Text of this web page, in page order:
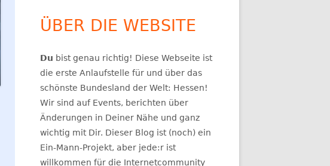
ÜBER DIE WEBSITE
Du bist genau richtig! Diese Webseite ist
die erste Anlaufstelle für und über das
schönste Bundesland der Welt: Hessen!
Wir sind auf Events, berichten über
Änderungen in Deiner Nähe und ganz
wichtig mit Dir. Dieser Blog ist (noch) ein
Ein-Mann-Projekt, aber jede:r ist
willkommen für die Internetcommunity